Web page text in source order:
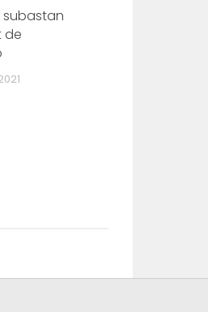
subastan
de